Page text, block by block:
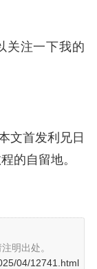
关注一下我的
文首发利兄日
的自留地。
明出处。
04/12741.html